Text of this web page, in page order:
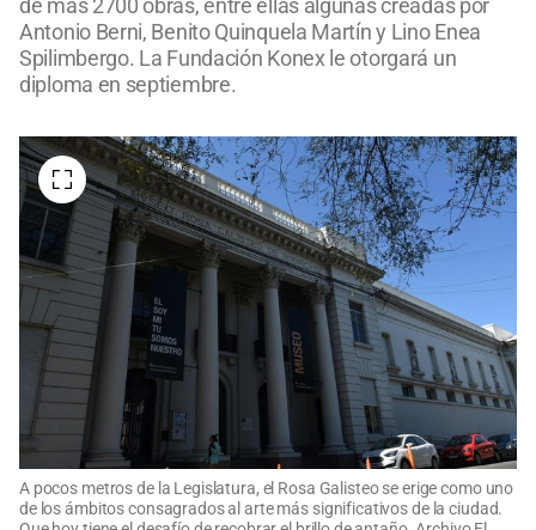
de más 2700 obras, entre ellas algunas creadas por
Antonio Berni, Benito Quinquela Martín y Lino Enea
Spilimbergo. La Fundación Konex le otorgará un
diploma en septiembre.
A pocos metros de la Legislatura, el Rosa Galisteo se erige como uno
de los ámbitos consagrados al arte más significativos de la ciudad.